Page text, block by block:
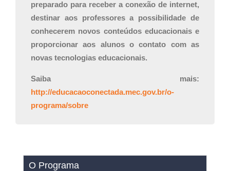
preparado para receber a conexão de internet,
destinar aos professores a possibilidade de
conhecerem novos conteúdos educacionais e
proporcionar aos alunos o contato com as
novas tecnologias educacionais.
Saiba mais:
http://educacaoconectada.mec.gov.br/o-
programa/sobre
O Programa